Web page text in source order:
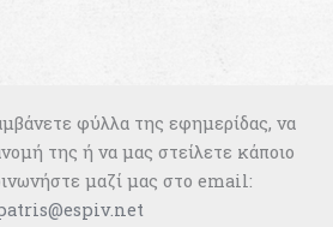
φύλλα της εφημερίδας, να
της ή να μας στείλετε κάποιο
μαζί μας στο email: